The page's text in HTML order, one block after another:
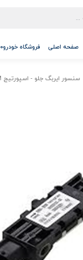
صفحه اصلی فروشگاه خودرو97701A5800
سنسور ایربگ جلو - اسپورتیج KM